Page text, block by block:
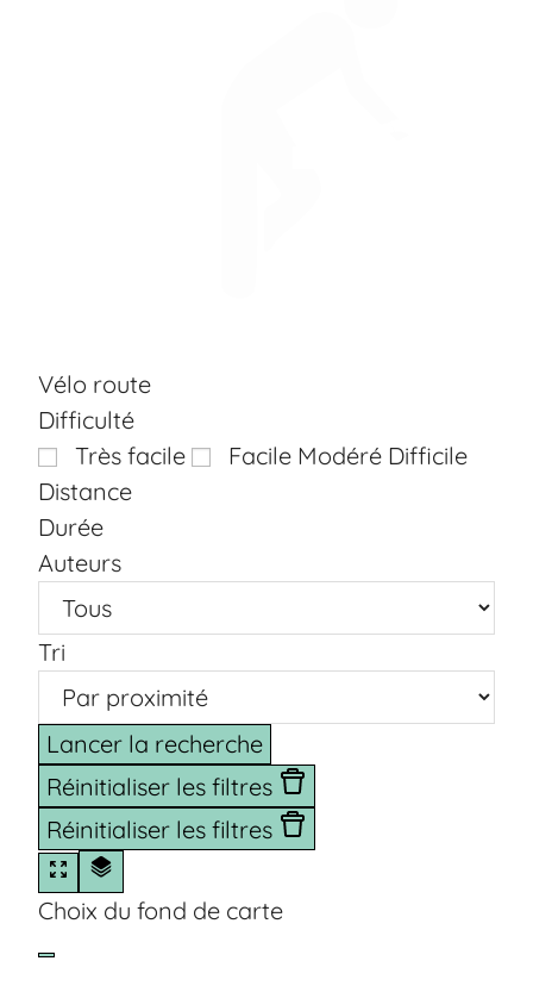
Vélo route
Difficulté
Très facile
Facile Aucun Circuit
Modéré Aucun
Difficile
Distance
Durée
Auteurs
Tri
Lancer la recherche
Réinitialiser les filtres
Réinitialiser les filtres
Choix du fond de carte